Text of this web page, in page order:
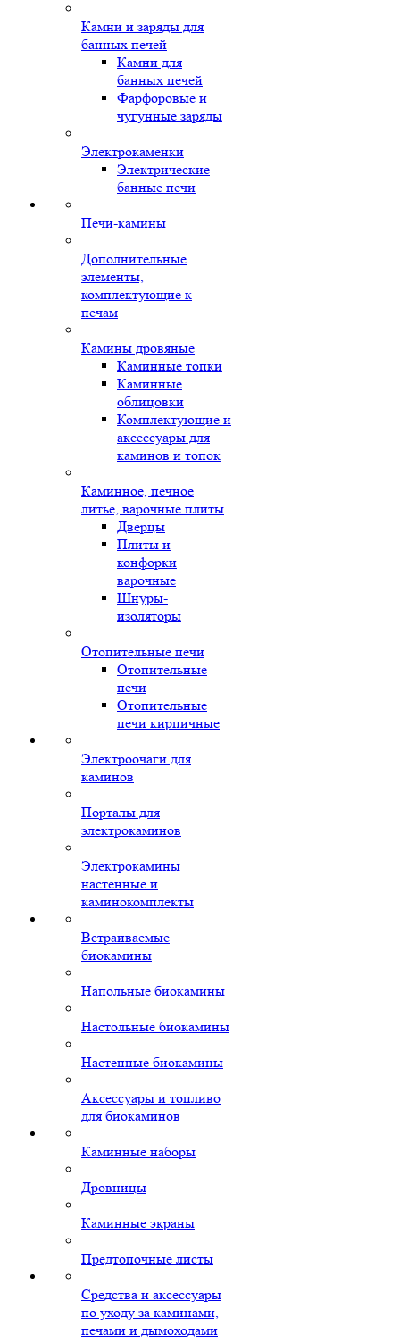
Камни и заряды для
банных печей
Камни для
банных печей
Фарфоровые и
чугунные заряды
Электрокаменки
Электрические
банные печи
Печи-камины
Дополнительные
элементы,
комплектующие к
печам
Камины дровяные
Каминные топки
Каминные
облицовки
Комплектующие и
аксессуары для
каминов и топок
Каминное, печное
литье, варочные плиты
Дверцы
Плиты и
конфорки
варочные
Шнуры-
изоляторы
Отопительные печи
Отопительные
печи
Отопительные
печи кирпичные
Электроочаги для
каминов
Порталы для
электрокаминов
Электрокамины
настенные и
каминокомплекты
Встраиваемые
биокамины
Напольные биокамины
Настольные биокамины
Настенные биокамины
Аксессуары и топливо
для биокаминов
Каминные наборы
Дровницы
Каминные экраны
Предтопочные листы
Средства и аксессуары
по уходу за каминами,
печами и дымоходами